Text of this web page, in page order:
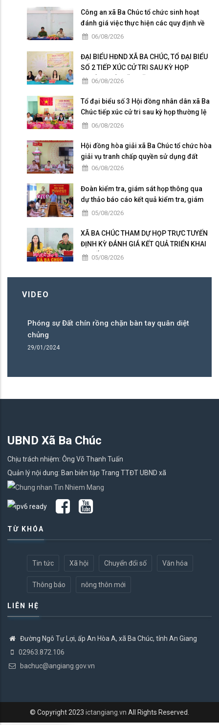
Công an xã Ba Chúc tổ chức sinh hoạt
đánh giá việc thực hiện các quy định về
dân chủ trong Công an nhân dân
06/08/2026
ĐẠI BIỂU HĐND XÃ BA CHÚC, TỔ ĐẠI BIỂU
SỐ 2 TIẾP XÚC CỬ TRI SAU KỲ HỌP
THƯỜNG LỆ GIỮA NĂM 2026
06/08/2026
Tổ đại biểu số 3 Hội đồng nhân dân xã Ba
Chúc tiếp xúc cử tri sau kỳ họp thường lệ
giữa năm 2026
06/08/2026
Hội đồng hòa giải xã Ba Chúc tổ chức hòa
giải vụ tranh chấp quyền sử dụng đất
06/08/2026
Đoàn kiểm tra, giám sát họp thông qua
dự thảo báo cáo kết quả kiểm tra, giám
sát 05/08/2026
XÃ BA CHÚC THAM DỰ HỌP TRỰC TUYẾN
ĐỊNH KỲ ĐÁNH GIÁ KẾT QUẢ TRIỂN KHAI
“CHIẾN DỊCH 300”
05/08/2026
VIDEO
Phóng sự Đất chín rồng chặn bàn tay quân diệt
chủng
29/01/2024
UBND Xã Ba Chúc
Chịu trách nhiệm: Ông Võ Thanh Tuấn
Quản lý nội dung: Ban biên tập Trang TTĐT UBND xã
TỪ KHÓA
Tin tức Xã hội Chuyển đổi số Văn hóa
Thông báo nông thôn mới
LIÊN HỆ
Đường Ngô Tự Lợi, ấp An Hòa A, xã Ba Chúc, tỉnh An Giang
02963.872.106
bachuc@angiang.gov.vn
© Copyright 2023 ictangiang.vn All Rights Reserved.